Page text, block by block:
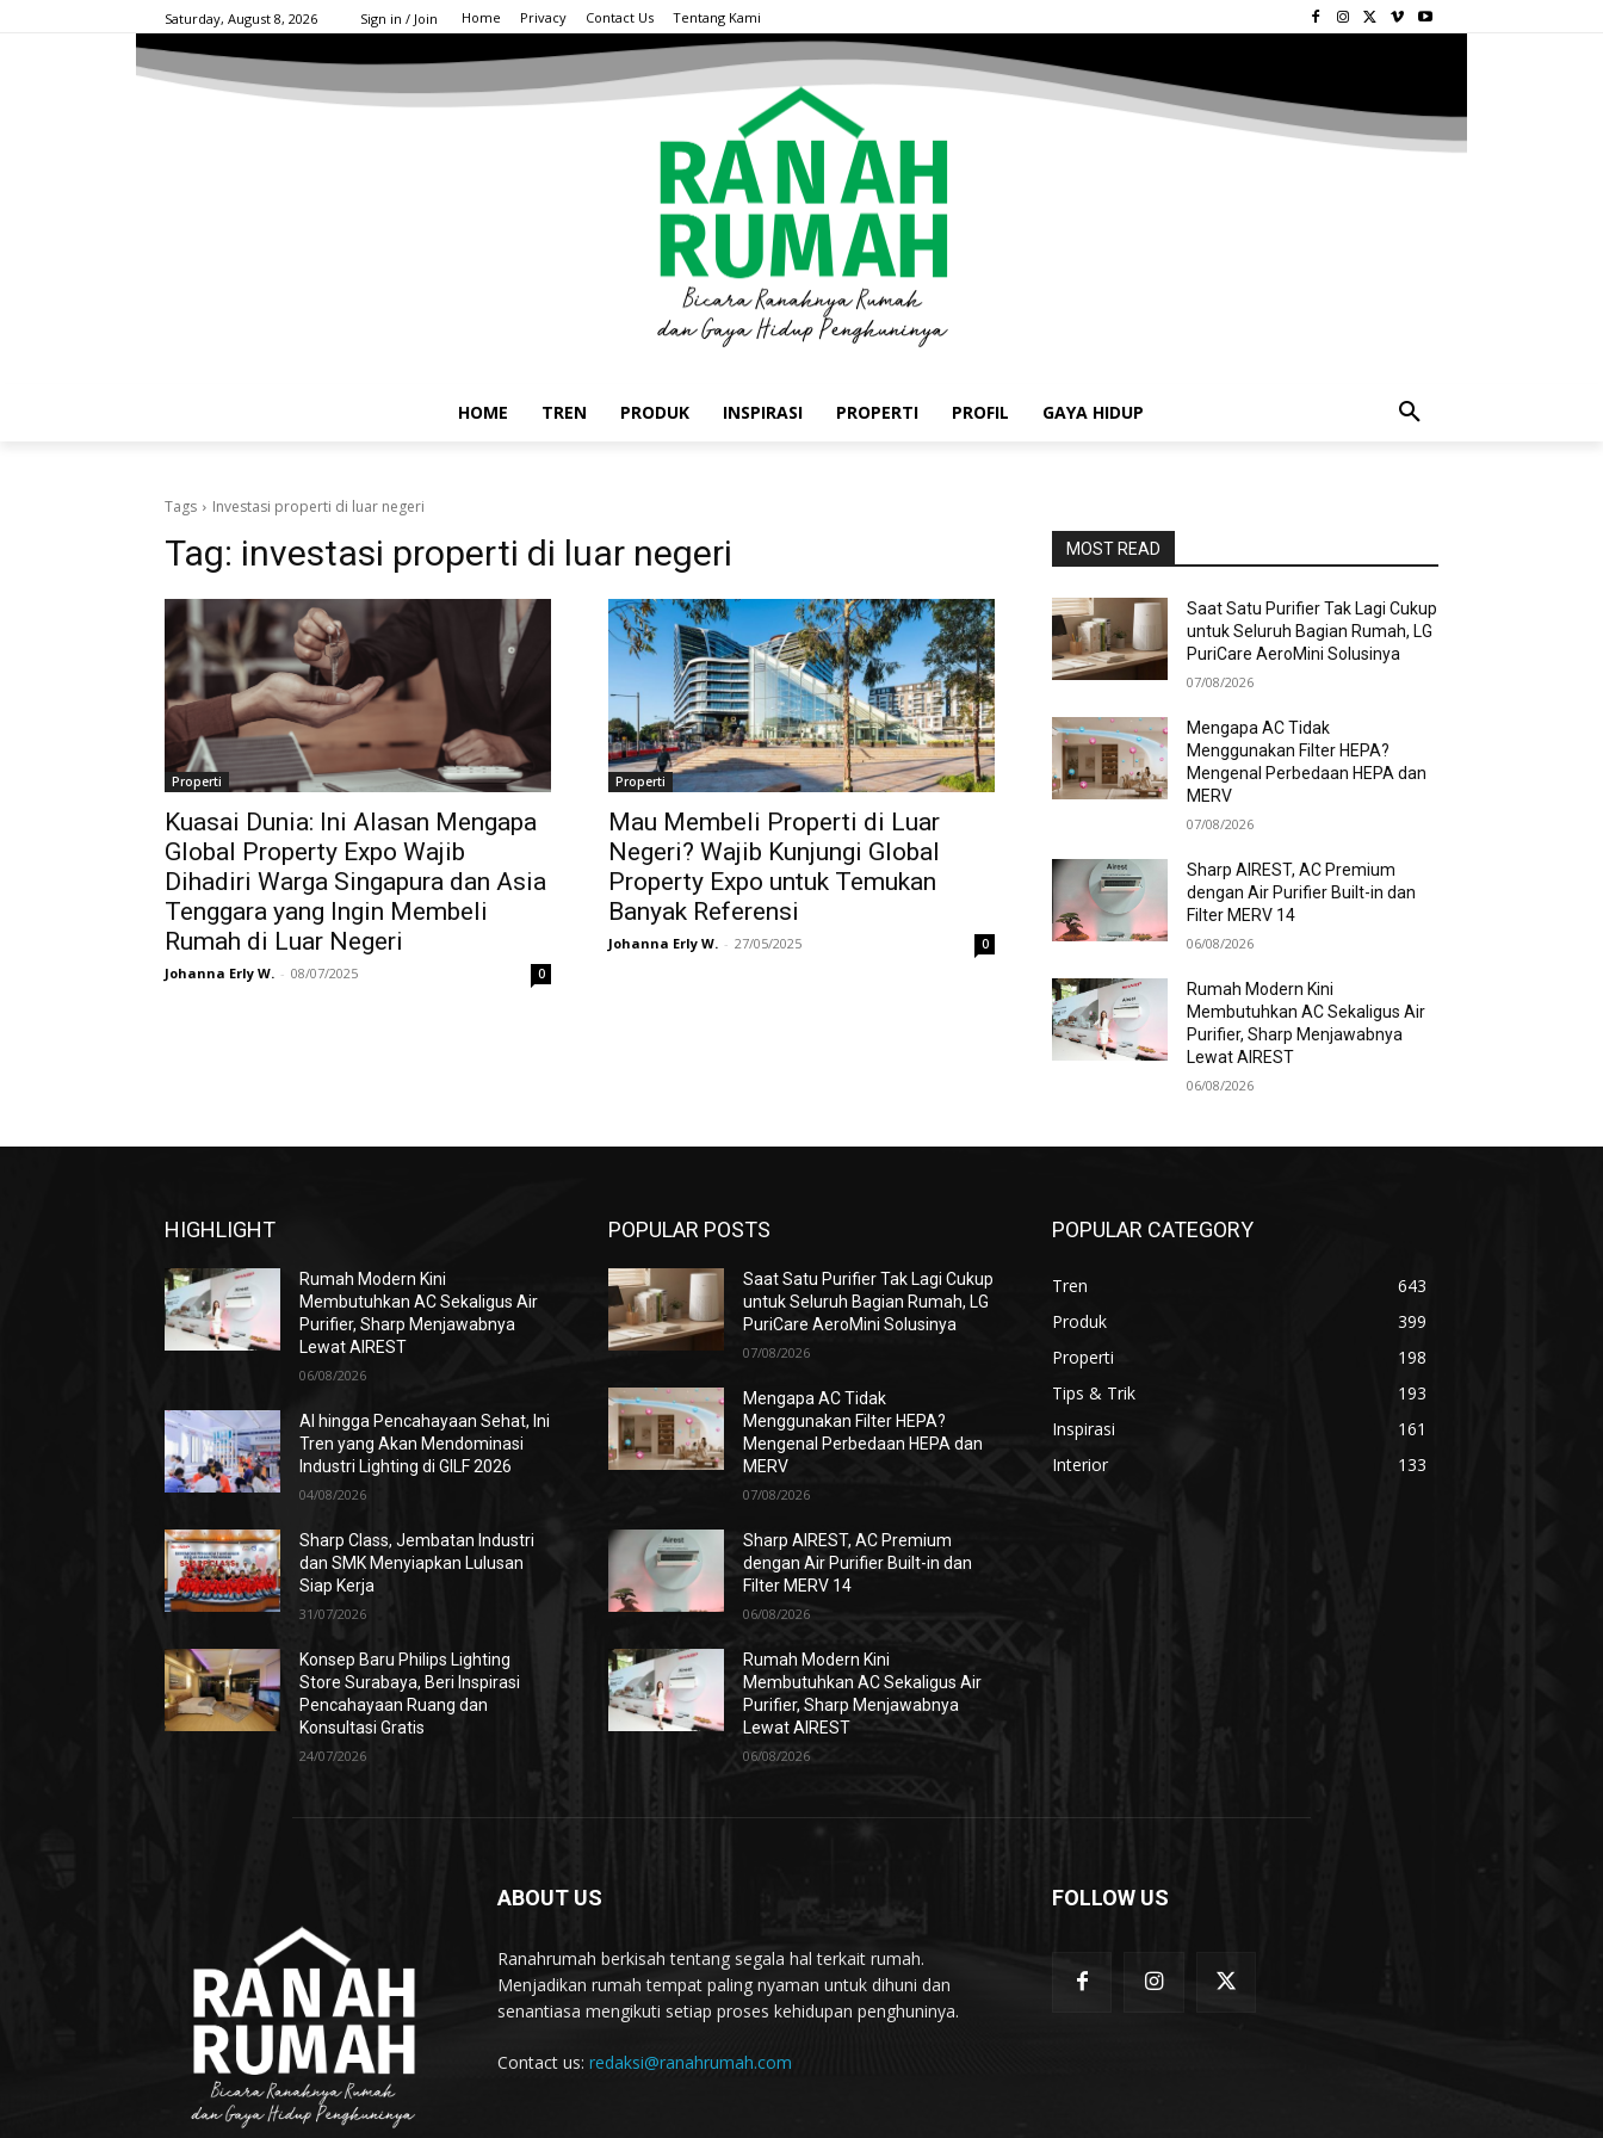
Saturday, August 8, 2026 Sign in / Join Home Privacy Contact Us Tentang Kami
HOME TREN PRODUK INSPIRASI PROPERTI PROFIL GAYA HIDUP
Tags Investasi properti di luar negeri
Tag: investasi properti di luar negeri
Properti
Kuasai Dunia: Ini Alasan Mengapa
Global Property Expo Wajib
Dihadiri Warga Singapura dan Asia
Tenggara yang Ingin Membeli
Rumah di Luar Negeri
Johanna Erly W. - 08/07/2025 0
Properti
Mau Membeli Properti di Luar
Negeri? Wajib Kunjungi Global
Property Expo untuk Temukan
Banyak Referensi
Johanna Erly W. - 27/05/2025 0
MOST READ
Saat Satu Purifier Tak Lagi Cukup
untuk Seluruh Bagian Rumah, LG
PuriCare AeroMini Solusinya
07/08/2026
Mengapa AC Tidak
Menggunakan Filter HEPA?
Mengenal Perbedaan HEPA dan
MERV
07/08/2026
Sharp AIREST, AC Premium
dengan Air Purifier Built-in dan
Filter MERV 14
06/08/2026
Rumah Modern Kini
Membutuhkan AC Sekaligus Air
Purifier, Sharp Menjawabnya
Lewat AIREST
06/08/2026
HIGHLIGHT
Rumah Modern Kini
Membutuhkan AC Sekaligus Air
Purifier, Sharp Menjawabnya
Lewat AIREST
06/08/2026
AI hingga Pencahayaan Sehat, Ini
Tren yang Akan Mendominasi
Industri Lighting di GILF 2026
04/08/2026
Sharp Class, Jembatan Industri
dan SMK Menyiapkan Lulusan
Siap Kerja
31/07/2026
Konsep Baru Philips Lighting
Store Surabaya, Beri Inspirasi
Pencahayaan Ruang dan
Konsultasi Gratis
24/07/2026
POPULAR POSTS
Saat Satu Purifier Tak Lagi Cukup
untuk Seluruh Bagian Rumah, LG
PuriCare AeroMini Solusinya
07/08/2026
Mengapa AC Tidak
Menggunakan Filter HEPA?
Mengenal Perbedaan HEPA dan
MERV
07/08/2026
Sharp AIREST, AC Premium
dengan Air Purifier Built-in dan
Filter MERV 14
06/08/2026
Rumah Modern Kini
Membutuhkan AC Sekaligus Air
Purifier, Sharp Menjawabnya
Lewat AIREST
06/08/2026
POPULAR CATEGORY
Tren
643
Produk
399
Properti
198
Tips & Trik
193
Inspirasi
161
Interior
133
ABOUT US
Ranahrumah berkisah tentang segala hal terkait rumah.
Menjadikan rumah tempat paling nyaman untuk dihuni dan
senantiasa mengikuti setiap proses kehidupan penghuninya.
Contact us: redaksi@ranahrumah.com
FOLLOW US